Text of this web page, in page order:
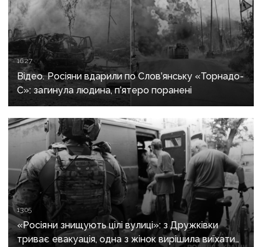
16:27
Відео. Росіяни вдарили по Слов’янську «Торнадо-
С»: загинула людина, п’ятеро поранені
13:05
«Росіяни знищують цілі вулиці»: з Дружківки
триває евакуація, одна з жінок вирішила виїхати